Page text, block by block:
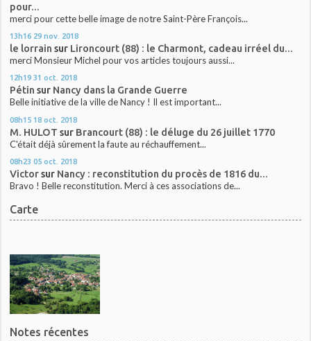
pour...
merci pour cette belle image de notre Saint-Père François...
13h16 29 nov. 2018
le lorrain sur Lironcourt (88) : le Charmont, cadeau irréel du...
merci Monsieur Michel pour vos articles toujours aussi...
12h19 31 oct. 2018
Pétin sur Nancy dans la Grande Guerre
Belle initiative de la ville de Nancy ! Il est important...
08h15 18 oct. 2018
M. HULOT sur Brancourt (88) : le déluge du 26 juillet 1770
C'était déjà sûrement la faute au réchauffement...
08h23 05 oct. 2018
Victorsur Nancy : reconstitution du procès de 1816 du...
Bravo ! Belle reconstitution. Merci à ces associations de...
Carte
Notes récentes